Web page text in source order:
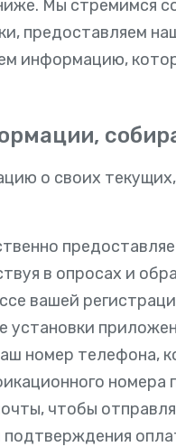
Мы стремимся
предоставляем
информацию,
о своих
в опросах и
вашей
установки
номер телефона,
номера
чтобы
подтверждения